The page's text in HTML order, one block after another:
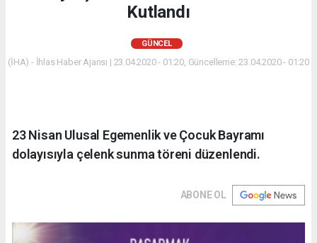
Kutlandı
GÜNCEL
(İHA) - İhlas Haber Ajansı | 23.04.2020 - 01:20, Güncelleme: 23.04.2020 - 01:20
23 Nisan Ulusal Egemenlik ve Çocuk Bayramı
dolayısıyla çelenk sunma töreni düzenlendi.
ABONE OL